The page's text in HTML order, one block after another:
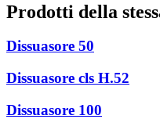
Prodotti della
Dissuasore 50
Dissuasore cls H.52
Dissuasore 100